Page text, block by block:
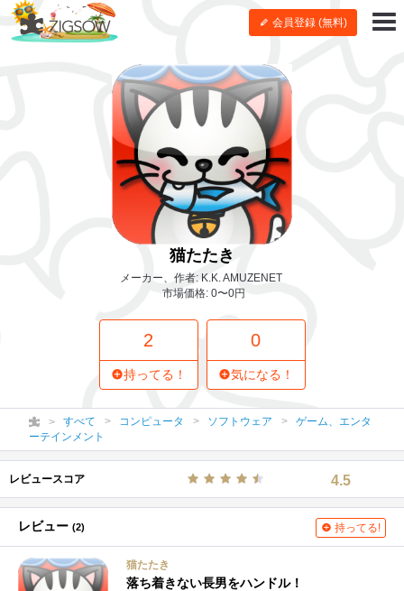
会員登録 (無料)
猫たたき
メーカー、作者: K.K. AMUZENET
市場価格: 0〜0円
2
持ってる！
0
気になる！
すべて コンピュータ ソフトウェア
ゲーム、エンタ
ーテインメント
レビュースコア 4.5
レビュー (2) 持ってる!
猫たたき
落ち着きない長男をハンドル！